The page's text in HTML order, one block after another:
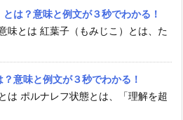
とは？意味と例文が３秒でわかる！
味とは 紅葉子（もみじこ）とは、た
？意味と例文が３秒でわかる！
は ポルナレフ状態とは、「理解を超